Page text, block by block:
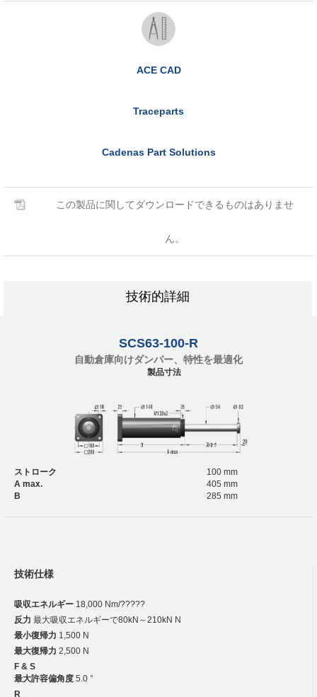
ACE CAD
Traceparts
Cadenas Part Solutions
この製品に関してダウンロードできるものはありませ
ん。
技術的詳細
SCS63-100-R
自動倉庫向けダンパー、特性を最適化
製品寸法
ストローク
100 mm
A max.
405 mm
B
285 mm
技術仕様
吸収エネルギー 18,000 Nm/?????
反力 最大吸収エネルギーで80kN～210kN N
最小復帰力 1,500 N
最大復帰力 2,500 N
F & S
最大許容偏角度 5.0 °
R